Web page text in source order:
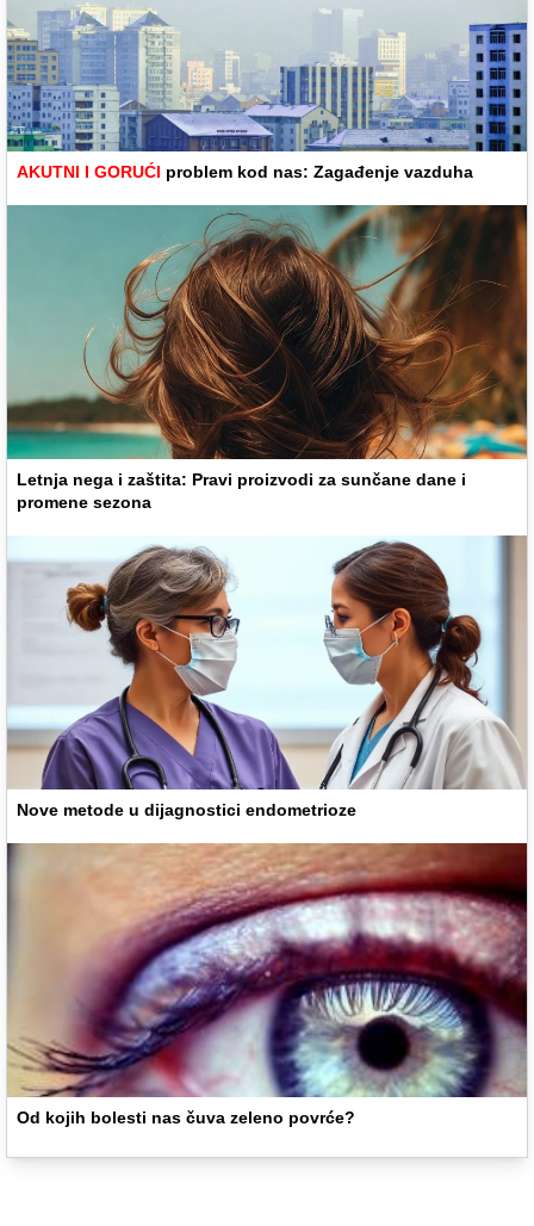
AKUTNI I GORUĆI problem kod nas: Zagađenje vazduha
Letnja nega i zaštita: Pravi proizvodi za sunčane dane i
promene sezona
Nove metode u dijagnostici endometrioze
Od kojih bolesti nas čuva zeleno povrće?